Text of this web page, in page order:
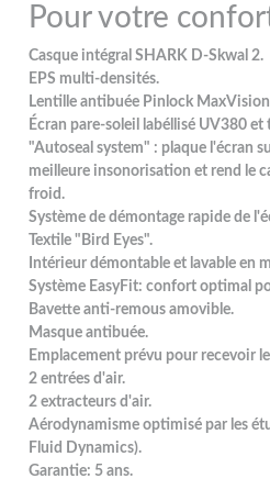
Pour votre
Casque intégral SHARK D-Skwal 2.
EPS multi-densités.
Lentille antibuée Pinlock
Écran pare-soleil labéllisé UV380
"Autoseal system" : plaque l'écran
meilleure insonorisation et rend le
froid.
Système de démontage rapide de
Textile "Bird Eyes".
Intérieur démontable et lavable en
Système EasyFit: confort optimal
Bavette anti-remous amovible.
Masque antibuée.
Emplacement prévu pour recevoir
2 entrées d'air.
2 extracteurs d'air.
Aérodynamisme optimisé par les
Fluid Dynamics).
Garantie: 5 ans.